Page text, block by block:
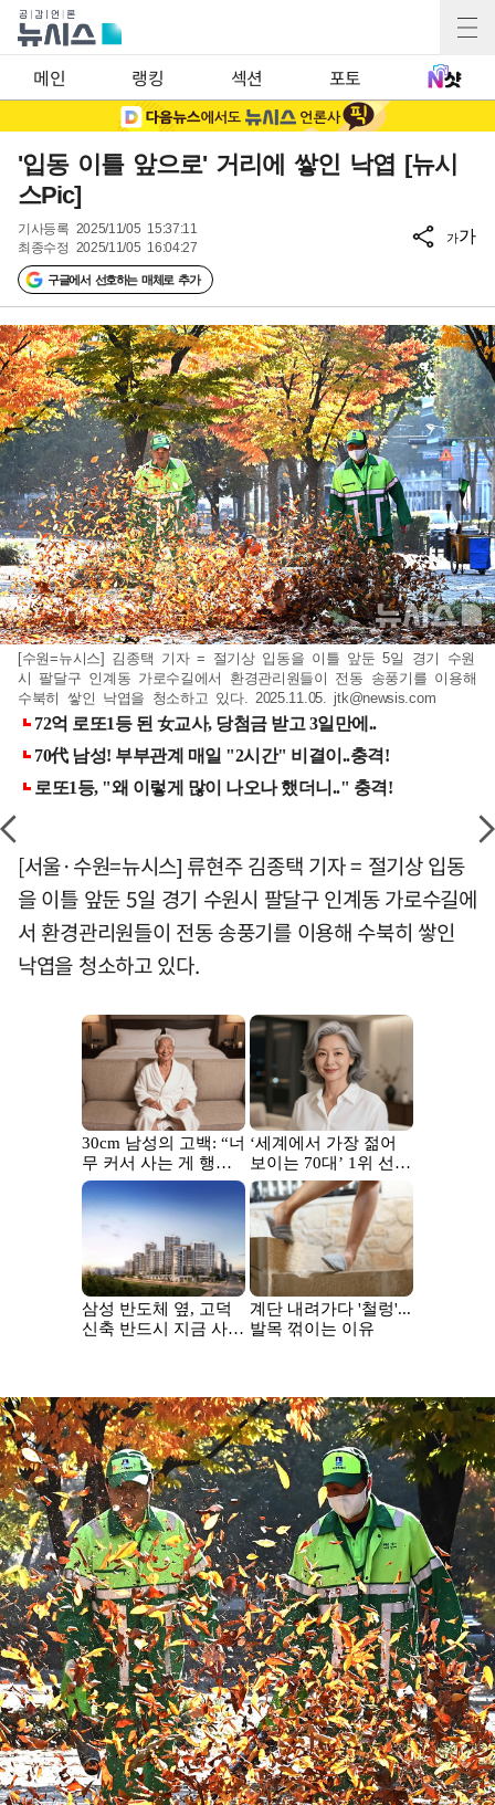
메인 랭킹 섹션 포토
'입동 이틀 앞으로' 거리에 쌓인 낙엽 [뉴시
스Pic]
기사등록 2025/11/05 15:37:11
최종수정 2025/11/05 16:04:27
구글에서 선호하는 매체로 추가
가가
[수원=뉴시스] 김종택 기자 = 절기상 입동을 이틀 앞둔 5일 경기 수원
시 팔달구 인계동 가로수길에서 환경관리원들이 전동 송풍기를 이용해
수북히 쌓인 낙엽을 청소하고 있다. 2025.11.05. jtk@newsis.com
[서울·수원=뉴시스] 류현주 김종택 기자 = 절기상 입동
을 이틀 앞둔 5일 경기 수원시 팔달구 인계동 가로수길에
서 환경관리원들이 전동 송풍기를 이용해 수북히 쌓인
낙엽을 청소하고 있다.